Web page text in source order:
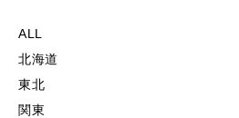
ALL
北海道
東北
関東